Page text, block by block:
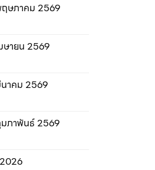
ฤษภาคม 2569
ษายน 2569
นาคม 2569
มภาพันธ์ 2569